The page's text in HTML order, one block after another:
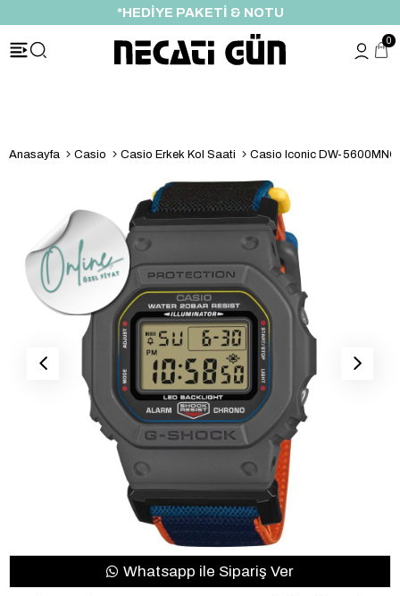
*HEDİYE PAKETİ & NOTU
0
Anasayfa Casio Casio Erkek Kol Saati Casio Iconic DW-
Whatsapp ile Sipariş Ver